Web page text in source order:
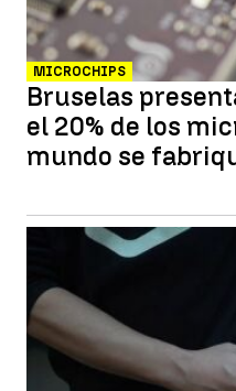
MICROCHIPS
Bruselas
el 20% de los
mundo se